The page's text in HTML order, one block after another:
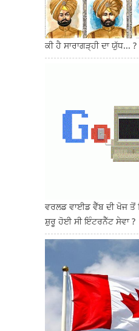
ਕੀ ਹੈ ਸਾਰਾਗੜ੍ਹੀ ਦਾ ਯੁੱਧ... ?
ਵਰਲਡ ਵਾਈਡ ਵੈੱਬ ਦੀ ਖੋਜ ਤੋਂ
ਸ਼ੁਰੂ ਹੋਈ ਸੀ ਇੰਟਰਨੈੱਟ ਸੇਵਾ ?